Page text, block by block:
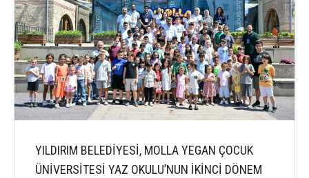
YILDIRIM BELEDİYESİ, MOLLA YEGAN ÇOCUK
ÜNİVERSİTESİ YAZ OKULU’NUN İKİNCİ DÖNEM